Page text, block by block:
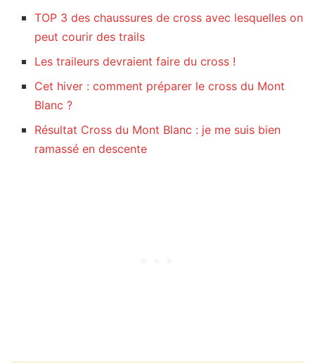
TOP 3 des chaussures de cross avec lesquelles on
peut courir des trails
Les traileurs devraient faire du cross !
Cet hiver : comment préparer le cross du Mont
Blanc ?
Résultat Cross du Mont Blanc : je me suis bien
ramassé en descente